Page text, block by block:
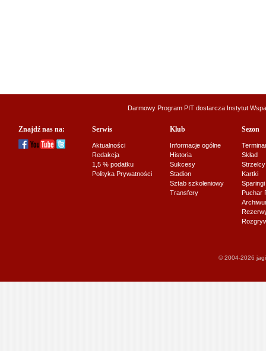
Darmowy Program PIT dostarcza Instytut
Znajdź nas na: Serwis
Aktualności
Redakcja
1,5 % podatku
Polityka Prywatności
Klub
Informacje ogólne
Historia
Sukcesy
Stadion
Sztab szkoleniowy
Transfery
Sezon
Skład
Strzelcy
Kartki
Sparingi
Puchar
© 2004-2026